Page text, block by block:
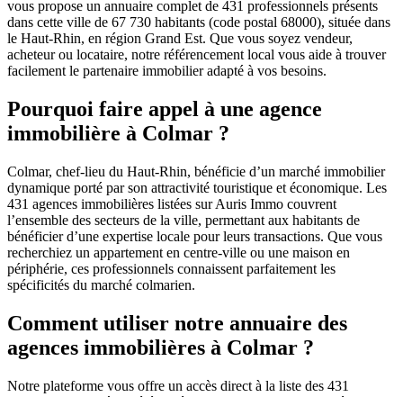
vous propose un annuaire complet de 431 professionnels présents
dans cette ville de 67 730 habitants (code postal 68000), située dans
le Haut-Rhin, en région Grand Est. Que vous soyez vendeur,
acheteur ou locataire, notre référencement local vous aide à trouver
facilement le partenaire immobilier adapté à vos besoins.
Pourquoi faire appel à une agence
immobilière à Colmar ?
Colmar, chef-lieu du Haut-Rhin, bénéficie d’un marché immobilier
dynamique porté par son attractivité touristique et économique. Les
431 agences immobilières listées sur Auris Immo couvrent
l’ensemble des secteurs de la ville, permettant aux habitants de
bénéficier d’une expertise locale pour leurs transactions. Que vous
recherchiez un appartement en centre-ville ou une maison en
périphérie, ces professionnels connaissent parfaitement les
spécificités du marché colmarien.
Comment utiliser notre annuaire des
agences immobilières à Colmar ?
Notre plateforme vous offre un accès direct à la liste des 431